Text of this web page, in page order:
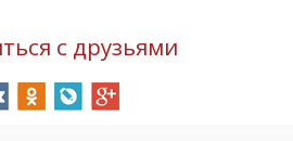
с друзьями